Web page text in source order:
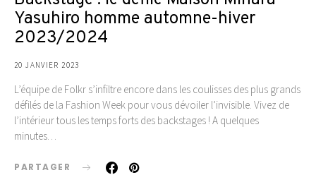
Yasuhiro homme automne-hiver
2023/2024
20 JANVIER 2023
L’équipe de Folkr s’infiltre encore dans les coulisses des plus grands
défilés de la Fashion Week pour vous dévoiler l’invisible. Vivez de
l’intérieur tous les temps forts des backstages ! A quelques
minutes…
PARTAGER